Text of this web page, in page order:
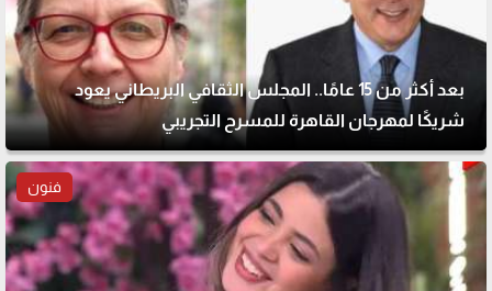
بعد أكثر من 15 عامًا.. المجلس الثقافي البريطاني يعود
شريكًا لمهرجان القاهرة للمسرح التجريبي
فنون